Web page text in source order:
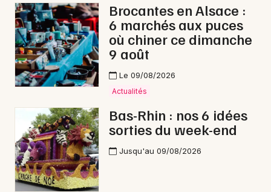
Nuit des Musées dans le Grand Est
Jeux concours
Newsletter des sorties
Artistes en tournée
Actus à Wissembourg
Brocantes en Alsace :
6 marchés aux puces
où chiner ce dimanche
9 août
Le 09/08/2026
Actualités
Bas-Rhin : nos 6 idées
sorties du week-end
Jusqu'au 09/08/2026